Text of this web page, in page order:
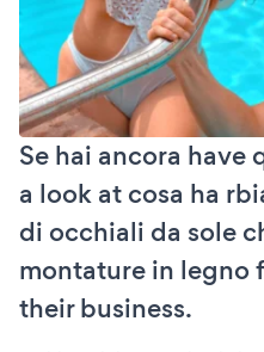
Se hai ancora have
a look at cosa ha
di occhiali da sole
montature in legno
their business.